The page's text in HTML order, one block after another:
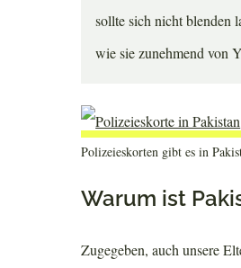
sollte sich nicht blenden
wie sie zunehmend von
Polizeieskorten gibt es in
Warum ist
Zugegeben, auch unsere